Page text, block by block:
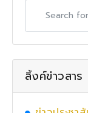
ลิ้งค์ข่าวสาร